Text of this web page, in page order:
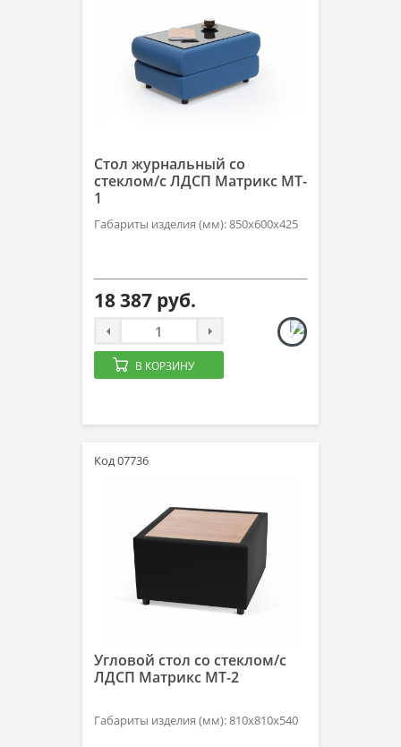
Стол журнальный со
стеклом/с ЛДСП Матрикс MT-
1
Габариты изделия (мм): 850х600х425
18 387 руб.
В КОРЗИНУ
Код 07736
Угловой стол со стеклом/с
ЛДСП Матрикс МТ-2
Габариты изделия (мм): 810х810х540